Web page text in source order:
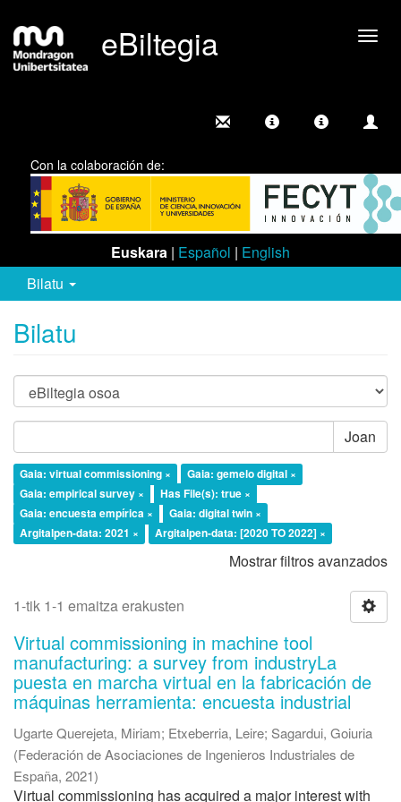
eBiltegia
Con la colaboración de:
Euskara | Español | English
Bilatu
Bilatu
Joan
Gaia: virtual commissioning ×
Gaia: gemelo digital ×
Gaia: empirical survey ×
Has File(s): true ×
Gaia: encuesta empírica ×
Gaia: digital twin ×
Argitalpen-data: 2021 ×
Argitalpen-data: [2020 TO 2022] ×
Mostrar filtros avanzados
1-tik 1-1 emaitza erakusten
Virtual commissioning in machine tool
manufacturing: a survey from industryLa
puesta en marcha virtual en la fabricación de
máquinas herramienta: encuesta industrial
Ugarte Querejeta, Miriam; Etxeberria, Leire; Sagardui, Goiuria
(Federación de Asociaciones de Ingenieros Industriales de
España, 2021)
Virtual commissioning has acquired a major interest with